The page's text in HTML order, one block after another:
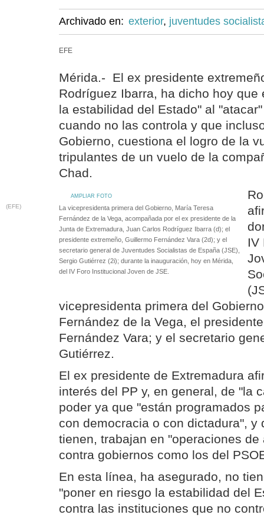
Archivado en: exterior, juventudes
EFE
Mérida.- El ex presidente
Rodríguez Ibarra, ha dicho hoy que
la estabilidad del Estado" al
cuando no las controla y que
Gobierno, cuestiona el logro de la
tripulantes de un vuelo de la
Chad.
AMPLIAR FOTO
(EFE)
La vicepresidenta primera del Gobierno, María Teresa
Fernández de la Vega, acompañada por el ex presidente de la
Junta de Extremadura, Juan Carlos Rodríguez Ibarra (d); el
presidente extremeño, Guillermo Fernández Vara (2d); y el
secretario general de Juventudes Socialistas de España (JSE),
Sergio Gutiérrez (2i); durante la inauguración, hoy en Mérida,
del IV Foro Institucional Joven de JSE.
IV
vicepresidenta primera del
Fernández de la Vega, el
Fernández Vara; y el secretario
Gutiérrez.
El ex presidente de Extremadura
interés del PP y, en general, de "la
poder ya que "están programados
con democracia o con dictadura", y
tienen, trabajan en "operaciones de
contra gobiernos como los del
En esta línea, ha asegurado, no
"poner en riesgo la estabilidad del
contra las instituciones que no